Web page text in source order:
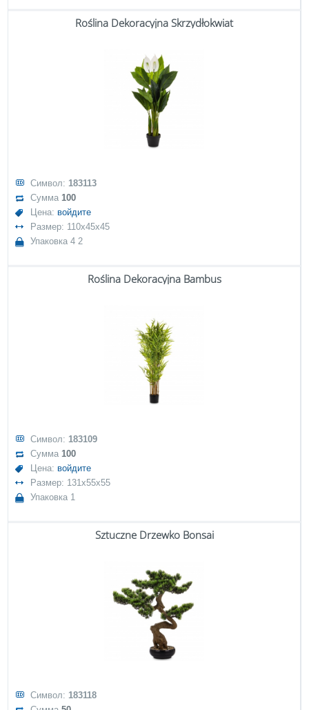
Roślina Dekoracyjna Skrzydłokwiat
Символ: 183113
Сумма100
Цена: войдите
Размер: 110x45x45
Упаковка 4 2
Roślina Dekoracyjna Bambus
Символ: 183109
Сумма100
Цена: войдите
Размер: 131x55x55
Упаковка 1
Sztuczne Drzewko Bonsai
Символ: 183118